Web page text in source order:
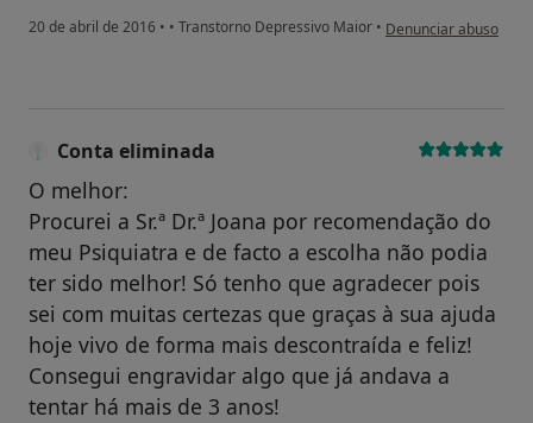
20 de abril de 2016 • • Transtorno Depressivo Maior • na opinião do
Denunciar abuso
Conta eliminada
O melhor:
Procurei a Sr.ª Dr.ª Joana por recomendação do
meu Psiquiatra e de facto a escolha não podia
ter sido melhor! Só tenho que agradecer pois
sei com muitas certezas que graças à sua ajuda
hoje vivo de forma mais descontraída e feliz!
Consegui engravidar algo que já andava a
tentar há mais de 3 anos!